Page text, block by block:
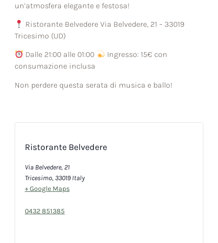
un’atmosfera elegante e festosa!
Ristorante Belvedere Via Belvedere, 21 – 33019
Tricesimo (UD)
Dalle 21:00 alle 01:00
Ingresso: 15€ con
consumazione inclusa
Non perdere questa serata di musica e ballo!
Ristorante Belvedere
Via Belvedere, 21
Tricesimo, 33019 Italy
+ Google Maps
0432 851385